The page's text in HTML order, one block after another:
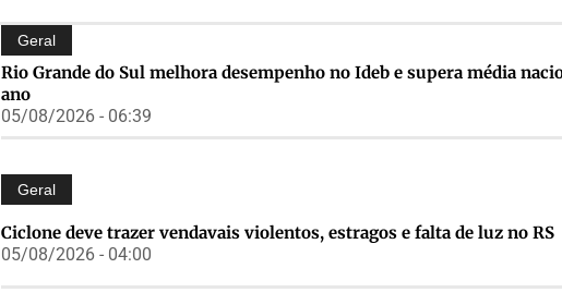
Geral
Rio Grande do Sul melhora desempenho no Ideb e supera média
ano
05/08/2026 - 06:39
Geral
Ciclone deve trazer vendavais violentos, estragos e falta de luz no RS
05/08/2026 - 04:00